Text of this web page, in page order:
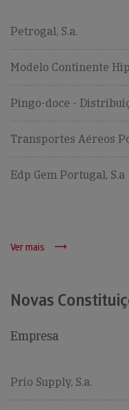
Petrogal, S.a.
Modelo Continente
Pingo-doce -
Transportes Aéreos
Edp Gem Portugal, S.a
Ver mais
Novas
Empresa
Prio Supply, S.a.